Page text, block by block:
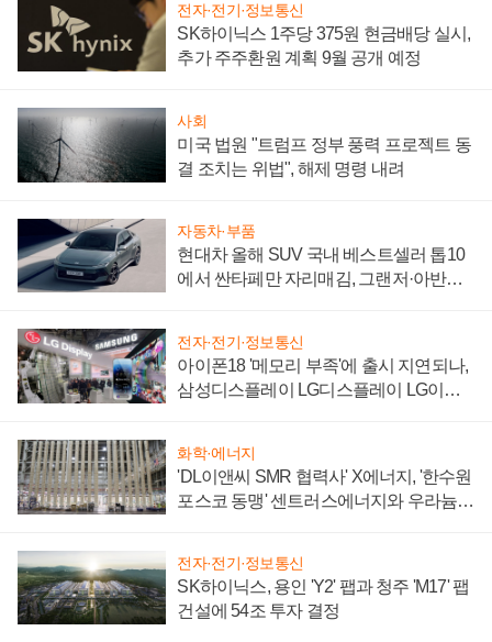
전자·전기·정보통신
SK하이닉스 1주당 375원 현금배당 실시,
추가 주주환원 계획 9월 공개 예정
사회
미국 법원 "트럼프 정부 풍력 프로젝트 동
결 조치는 위법", 해제 명령 내려
자동차·부품
현대차 올해 SUV 국내 베스트셀러 톱10
에서 싼타페만 자리매김, 그랜저·아반떼
전자·전기·정보통신
아이폰18 '메모리 부족'에 출시 지연되나,
삼성디스플레이 LG디스플레이 LG이노
화학·에너지
'DL이앤씨 SMR 협력사' X에너지, '한수원
포스코 동맹' 센트러스에너지와 우라늄
전자·전기·정보통신
SK하이닉스, 용인 'Y2' 팹과 청주 'M17' 팹
건설에 54조 투자 결정